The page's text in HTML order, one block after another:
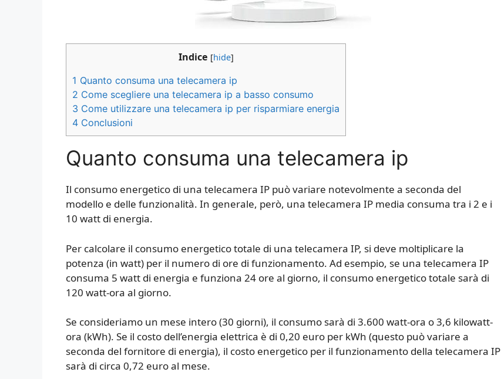
Indice [hide]
1 Quanto consuma una telecamera ip
2 Come scegliere una telecamera ip a basso consumo
3 Come utilizzare una telecamera ip per risparmiare energia
4 Conclusioni
Quanto consuma una telecamera ip
Il consumo energetico di una telecamera IP può variare notevolmente a seconda del
modello e delle funzionalità. In generale, però, una telecamera IP media consuma tra i 2 e i
10 watt di energia.
Per calcolare il consumo energetico totale di una telecamera IP, si deve moltiplicare la
potenza (in watt) per il numero di ore di funzionamento. Ad esempio, se una telecamera IP
consuma 5 watt di energia e funziona 24 ore al giorno, il consumo energetico totale sarà di
120 watt-ora al giorno.
Se consideriamo un mese intero (30 giorni), il consumo sarà di 3.600 watt-ora o 3,6 kilowatt-
ora (kWh). Se il costo dell’energia elettrica è di 0,20 euro per kWh (questo può variare a
seconda del fornitore di energia), il costo energetico per il funzionamento della telecamera IP
sarà di circa 0,72 euro al mese.